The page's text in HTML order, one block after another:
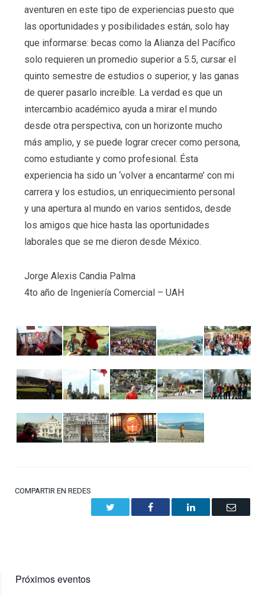
aventuren en este tipo de experiencias puesto que
las oportunidades y posibilidades están, solo hay
que informarse: becas como la Alianza del Pacífico
solo requieren un promedio superior a 5.5, cursar el
quinto semestre de estudios o superior, y las ganas
de querer pasarlo increíble. La verdad es que un
intercambio académico ayuda a mirar el mundo
desde otra perspectiva, con un horizonte mucho
más amplio, y se puede lograr crecer como persona,
como estudiante y como profesional. Ésta
experiencia ha sido un ‘volver a encantarme’ con mi
carrera y los estudios, un enriquecimiento personal
y una apertura al mundo en varios sentidos, desde
los amigos que hice hasta las oportunidades
laborales que se me dieron desde México.
Jorge Alexis Candia Palma
4to año de Ingeniería Comercial – UAH
COMPARTIR EN REDES
Facebook LinkedIn Email
Próximos eventos